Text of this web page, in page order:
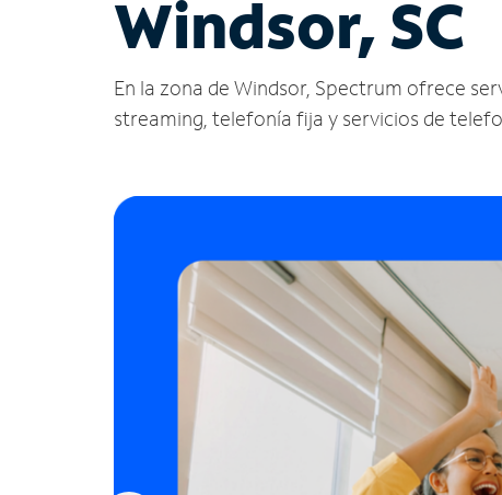
Windsor, SC
En la zona de Windsor, Spectrum ofrece
streaming, telefonía fija y servicios de